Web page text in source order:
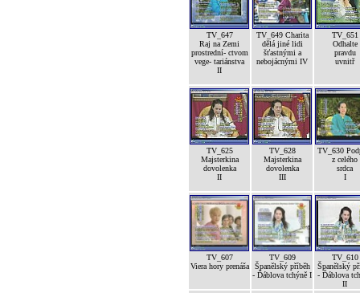
TV_647
Raj na Zemi
prostrední- ctvom
vege- tariánstva
II
TV_649 Charita
dělá jiné lidi
šťastnými a
nebojácnými IV
TV_651
Odhalte
pravdu
uvnitř
TV_625
Majsterkina
dovolenka
II
TV_628
Majsterkina
dovolenka
III
TV_630
z celého
srdca
I
TV_607
Viera hory prenáša
TV_609
Španělský příběh
- Ďáblova tchýně I
TV_610
Španělský
- Ďáblova
II